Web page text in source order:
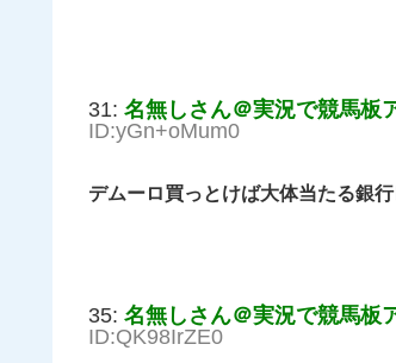
31: 名無しさん＠実況で競馬板
ID:yGn+oMum0
デムーロ買っとけば大体当たる銀
35: 名無しさん＠実況で競馬板
ID:QK98IrZE0